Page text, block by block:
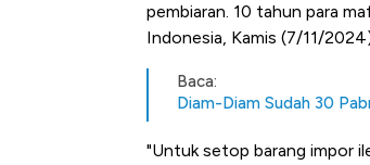
pembiaran. 10 tahun para
Indonesia, Kamis (7/11/
Baca:
Diam-Diam Sudah 30
"Untuk setop barang impor